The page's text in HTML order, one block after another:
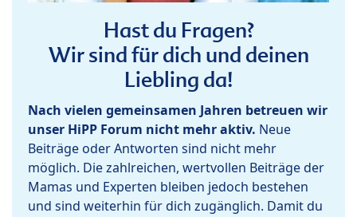
Hast du Fragen?
Wir sind für dich und deinen
Liebling da!
Nach vielen gemeinsamen Jahren betreuen wir
unser HiPP Forum nicht mehr aktiv. Neue
Beiträge oder Antworten sind nicht mehr
möglich. Die zahlreichen, wertvollen Beiträge der
Mamas und Experten bleiben jedoch bestehen
und sind weiterhin für dich zugänglich. Damit du